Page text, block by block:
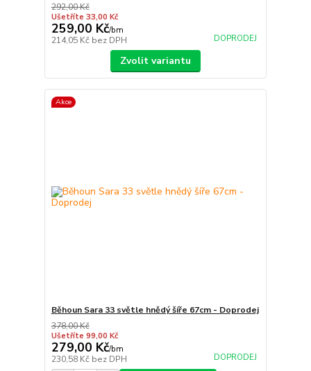
292,00 Kč
Ušetříte 33,00 Kč
259,00 Kč/bm
214,05 Kč bez DPH DOPRODEJ
Zvolit variantu
Akce
Běhoun Sara 33 světle hnědý šíře 67cm - Doprodej
378,00 Kč
Ušetříte 99,00 Kč
279,00 Kč/bm
230,58 Kč bez DPH DOPRODEJ